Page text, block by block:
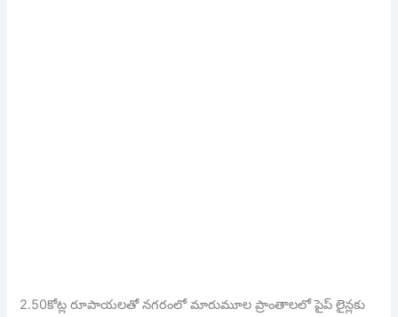
2.50కోట్ల రూపాయలతో నగరంలో మారుమూల ప్రాంతాలలో పైప్ లైన్లకు